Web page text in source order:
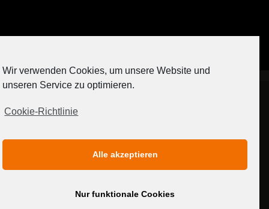
[contact-form-7 404 "Nicht gefunden"]
MEDIADATEN
Wir verwenden Cookies, um unsere Website und
unseren Service zu optimieren.
Cookie-Richtlinie
Alle akzeptieren
Nur funktionale Cookies